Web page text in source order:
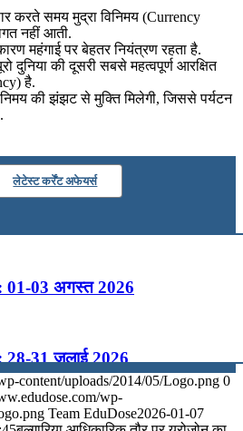
करते समय मुद्रा विनिमय (Currency
नहीं आती.
महंगाई पर बेहतर नियंत्रण रहता है.
दुनिया की दूसरी सबसे महत्वपूर्ण आरक्षित
है.
की झंझट से मुक्ति मिलेगी, जिससे पर्यटन
लेटेस्ट कर्रेंट अफेयर्स
01-03 अगस्त 2026
31 जुलाई 2026
content/uploads/2014/05/Logo.png 0
wp-
Team EduDose2026-01-07